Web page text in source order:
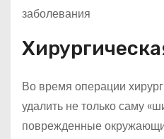
Во время операции
удалить не только саму
поврежденные